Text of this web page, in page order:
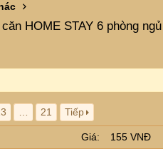
HOME STAY 6 phòng ngủ
21 Tiếp
Giá 155 VNĐ